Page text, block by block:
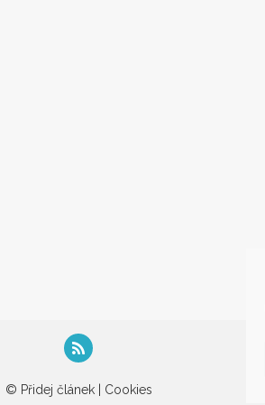
© Přidej článek | Cookies